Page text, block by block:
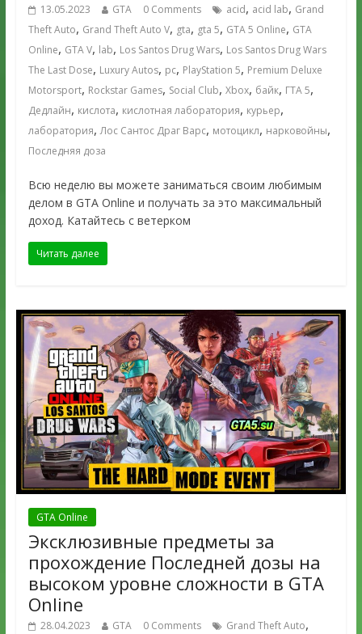
13.05.2023 GTA 0 Comments acid, acid lab, Grand
Theft Auto, Grand Theft Auto V, gta, gta 5, GTA 5 Online, GTA
Online, GTA V, lab, Los Santos Drug Wars, Los Santos Drug Wars
The Last Dose, Luxury Autos, pc, PlayStation 5, Premium Deluxe
Motorsport, Rockstar Games, Social Club, Xbox, байк, ГТА 5,
Дедлайн, кислота, кислотная лаборатория, курьер,
лаборатория,Лос Сантос Драг Варс, мотоцикл, нарковойны,
Последняя доза
Всю неделю вы можете заниматься своим любимым
делом в GTA Online и получать за это максимальный
доход. Катайтесь с ветерком
Читать далее
GTA Online
Эксклюзивные предметы за
прохождение Последней дозы на
высоком уровне сложности в GTA
Online
28.04.2023 GTA 0 Comments Grand Theft Auto,